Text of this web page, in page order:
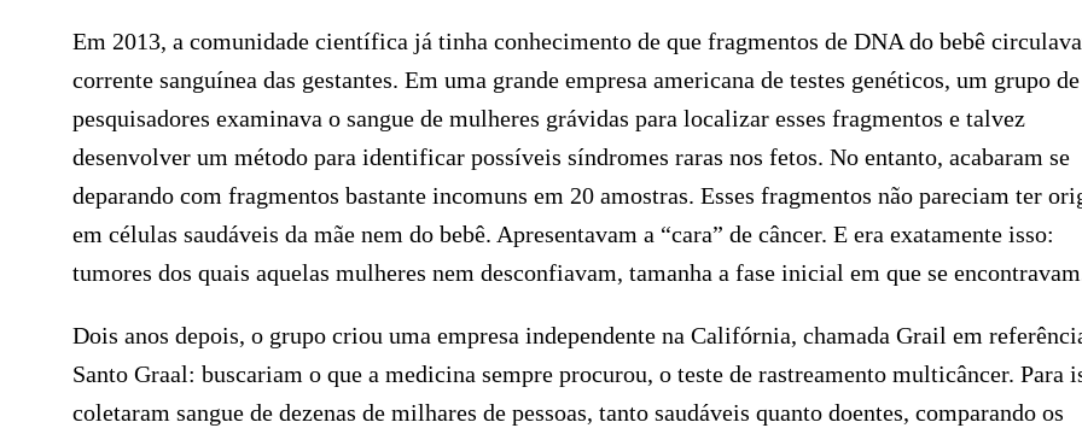
Em 2013, a comunidade científica já tinha conhecimento de que fragmentos de DNA do bebê
corrente sanguínea das gestantes. Em uma grande empresa americana de testes genéticos, um grupo de
pesquisadores examinava o sangue de mulheres grávidas para localizar esses fragmentos e talvez
desenvolver um método para identificar possíveis síndromes raras nos fetos. No entanto, acabaram se
deparando com fragmentos bastante incomuns em 20 amostras. Esses fragmentos não pareciam ter
em células saudáveis da mãe nem do bebê. Apresentavam a “cara” de câncer. E era exatamente isso:
tumores dos quais aquelas mulheres nem desconfiavam, tamanha a fase inicial em que se
Dois anos depois, o grupo criou uma empresa independente na Califórnia, chamada Grail em
Santo Graal: buscariam o que a medicina sempre procurou, o teste de rastreamento multicâncer. Para
coletaram sangue de dezenas de milhares de pessoas, tanto saudáveis quanto doentes, comparando os